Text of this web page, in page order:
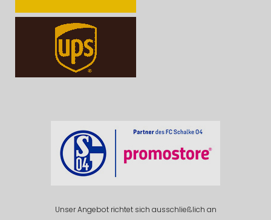
Unser Angebot richtet sich ausschließlich an